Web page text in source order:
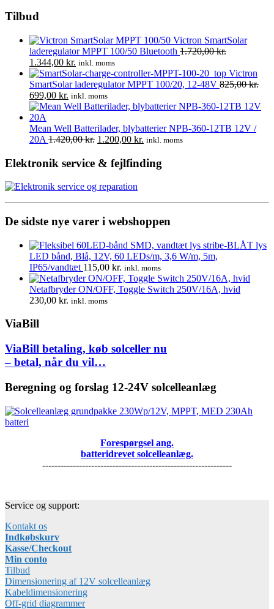
varianter.
vælges
på
varesiden
Tilbud
Victron SmartSolar
laderegulator MPPT 100/50 Bluetooth 1.720,00kr.
Den
oprindelige
pris
var:
1.720,00 kr..
1.344,00 kr. Den
aktuelle
pris
er:
1.344,00 kr..
inkl. moms
Victron
SmartSolar laderegulator MPPT 100/20, 12-48V 825,00kr.
Den
oprindelige
pris
var:
825,00 kr..
699,00 kr. Den
aktuelle
er:
699,00 kr..
inkl. moms
Mean Well Batterilader, blybatterier NPB-360-12TB 12V /
20A 1.420,00kr. Den
pris
1.420,00 kr..
1.200,00 kr. Den
pris
inkl. moms
Elektronik service & fejlfinding
De sidste nye varer i webshoppen
LED bånd, Blå, 12V, 60 LEDs/m, 3,6 W/m, 5m,
IP65/vandtæt 115,00 kr. inkl. moms
Netafbryder ON/OFF, Toggle Switch 250V/16A, hvid
230,00 kr. inkl. moms
ViaBill
ViaBill betaling, køb solceller nu
– betal, når du vil…
Beregning og forslag 12-24V solcelleanlæg
Forespørgsel ang.
batteridrevet solcelleanlæg.
--------------------------------------------------------------
Service og support:
Kontakt os
Indkøbskurv
Kasse/Checkout
Min conto
Tilbud
Dimensionering af 12V solcelleanlæg
Kabeldimensionering
Off-grid diagrammer